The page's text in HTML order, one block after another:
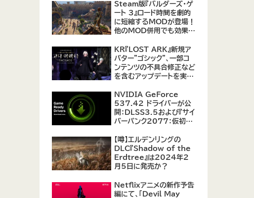
Steam版『バルダーズ・ゲ
ート 3』ロード時間を劇的
に短縮するMODが登場！
他のMOD併用でも効果を
価
KR『LOST ARK』新規ア
バター"ゴシック"、一部コ
ンテンツの不具合修正など
を含むアップデートを実
NVIDIA GeForce
537.42 ドライバーが公
開：DLSS3.5および『サイ
バーパンク2077：仮初め
【噂】エルデンリングの
DLC『Shadow of the
Erdtree』は2024年2
月5日に発売か？
Netflixアニメの新作予告
編にて、「Devil May